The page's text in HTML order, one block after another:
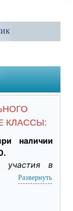
КЛАССЫ:
наличии
участия в
при
Развернуть